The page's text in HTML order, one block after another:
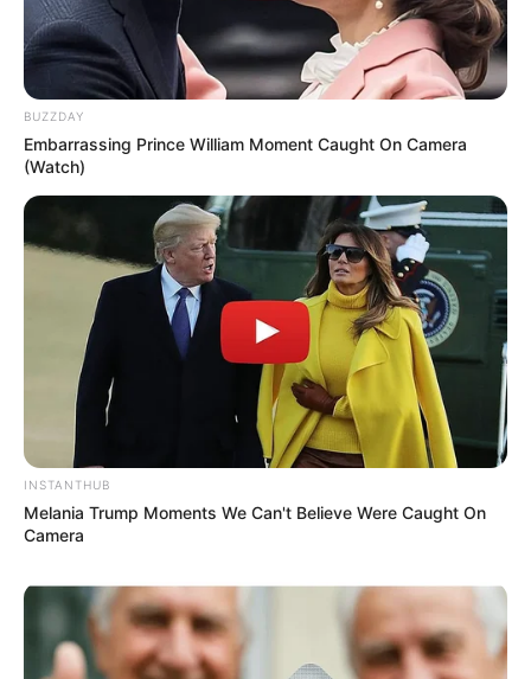
BUZZDAY
Embarrassing Prince William Moment Caught On Camera
(Watch)
INSTANTHUB
Melania Trump Moments We Can't Believe Were Caught On
Camera